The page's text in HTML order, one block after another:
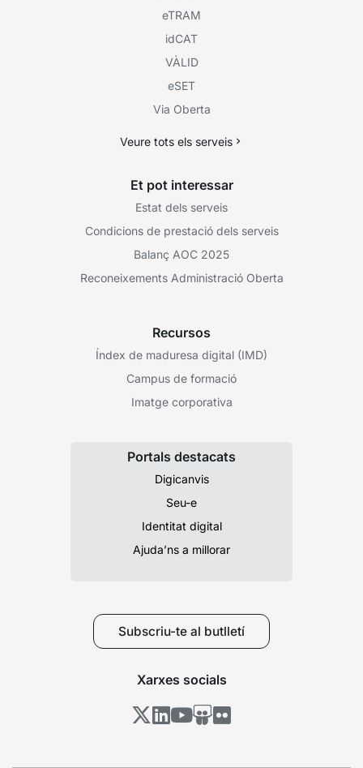
eTRAM
idCAT
VÀLID
eSET
Via Oberta
Veure tots els serveis
Et pot interessar
Estat dels serveis
Condicions de prestació dels serveis
Balanç AOC 2025
Reconeixements Administració Oberta
Recursos
Índex de maduresa digital (IMD)
Campus de formació
Imatge corporativa
Portals destacats
Digicanvis
Seu-e
Identitat digital
Ajuda’ns a millorar
Subscriu-te al butlletí
Xarxes socials